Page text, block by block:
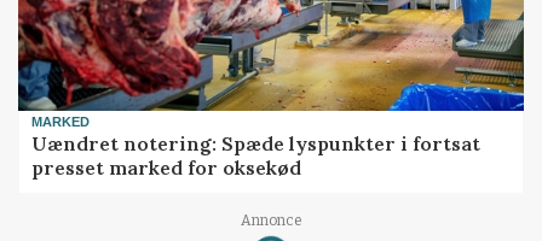
MARKED
Uændret notering: Spæde lyspunkter i fortsat
presset marked for oksekød
Annonce